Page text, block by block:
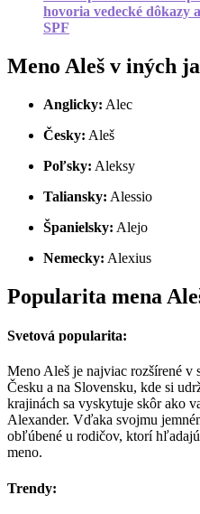
hovoria vedecké dôkazy
SPF
Meno Aleš v iných
Anglicky: Alec
Česky: Aleš
Poľsky: Aleksy
Taliansky: Alessio
Španielsky: Alejo
Nemecky: Alexius
Popularita mena
Svetová popularita:
Meno Aleš je najviac rozšírené v
Česku a na Slovensku, kde si
krajinách sa vyskytuje skôr ako
Alexander. Vďaka svojmu
obľúbené u rodičov, ktorí
meno.
Trendy: